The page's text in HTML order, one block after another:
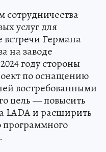
услуг для
встречи Германа
на заводе
году стороны
по оснащению
востребованными
цель — повысить
LADA и расширить